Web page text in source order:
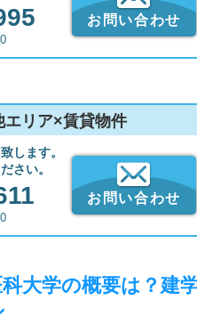
お問い合わせ
エリア×賃貸物件
します。
さい。
お問い合わせ
大学の概要は？建